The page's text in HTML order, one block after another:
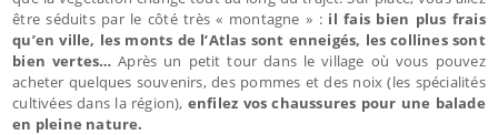
être séduits par le côté très « montagne » : il fais bien plus frais
qu’en ville, les monts de l’Atlas sont enneigés, les collines sont
bien vertes… Après un petit tour dans le village où vous pouvez
acheter quelques souvenirs, des pommes et des noix (les spécialités
cultivées dans la région), enfilez vos chaussures pour une balade
en pleine nature.